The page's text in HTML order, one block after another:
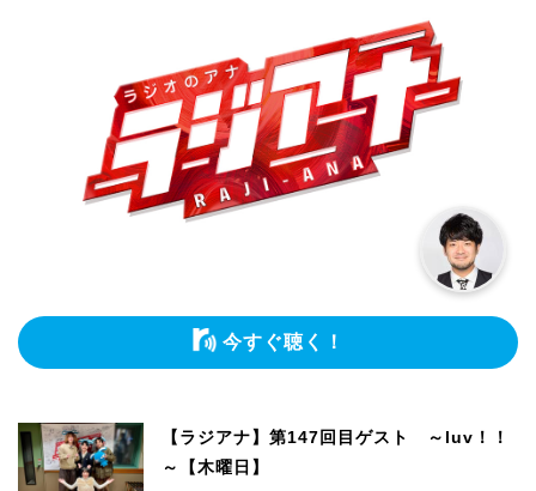
今すぐ聴く！
【ラジアナ】第147回目ゲスト ～luv！！
～【木曜日】